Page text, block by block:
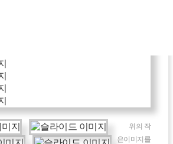
위의 작
은이미지를